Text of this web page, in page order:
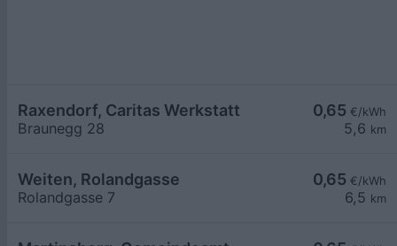
0,65 €/kWh
5,6 km
Raxendorf, Caritas Werkstatt
Braunegg 28
0,65 €/kWh
6,5 km
Weiten, Rolandgasse
Rolandgasse 7